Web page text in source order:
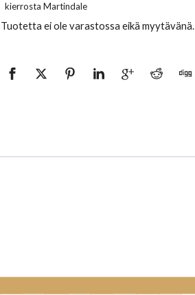
kierrosta Martindale
Tuotetta ei ole varastossa eikä myytävänä.